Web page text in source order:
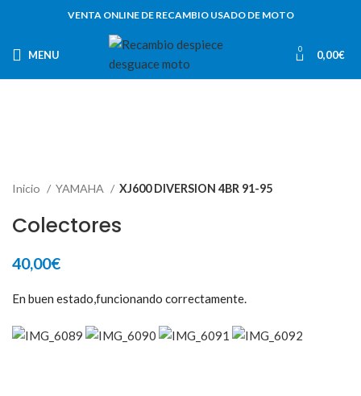
VENTA ONLINE DE RECAMBIO USADO DE MOTO
MENU 0 0,00€
Inicio YAMAHA XJ600 DIVERSION 4BR 91-95
Colectores
40,00€
En buen estado,funcionando correctamente.